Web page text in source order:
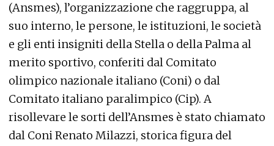
(Ansmes), l’organizzazione che raggruppa, al
suo interno, le persone, le istituzioni, le società
e gli enti insigniti della Stella o della Palma al
merito sportivo, conferiti dal Comitato
olimpico nazionale italiano (Coni) o dal
Comitato italiano paralimpico (Cip). A
risollevare le sorti dell’Ansmes è stato chiamato
dal Coni Renato Milazzi, storica figura del